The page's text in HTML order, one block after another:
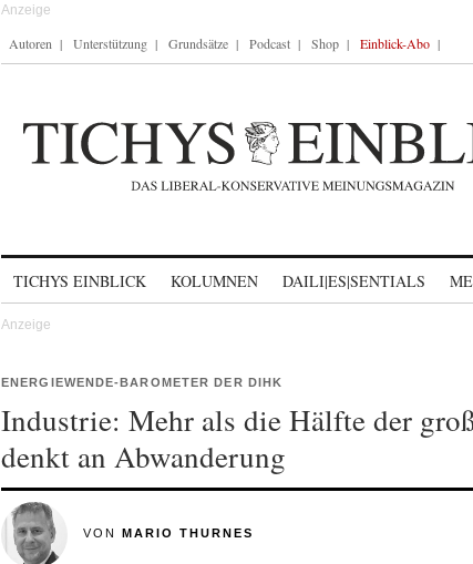
Autoren Unterstützung Grundsätze Podcast Shop Einblick-Abo
TICHYS EINBLICK KOLUMNEN DAILI|ES|SENTIALS
ENERGIEWENDE-BAROMETER DER DIHK
Industrie: Mehr als die Hälfte der
denkt an Abwanderung
VON MARIO THURNES